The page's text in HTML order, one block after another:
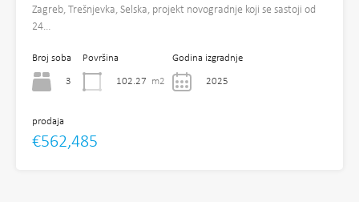
Zagreb, Trešnjevka, Selska, projekt novogradnje koji se sastoji od
24…
Broj soba
3
Površina
102.27 m2
Godina izgradnje
2025
prodaja
€562,485